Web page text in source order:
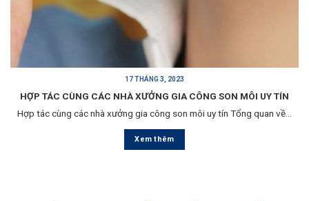
17 THÁNG 3, 2023
HỢP TÁC CÙNG CÁC NHÀ XƯỞNG GIA CÔNG SON MÔI UY TÍN
Hợp tác cùng các nhà xưởng gia công son môi uy tín Tổng quan về...
Xem thêm